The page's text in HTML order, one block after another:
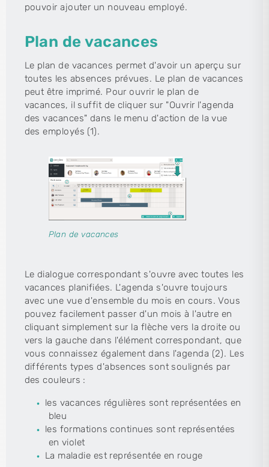
pouvoir ajouter un nouveau employé.
Plan de vacances
Le plan de vacances permet d'avoir un aperçu sur
toutes les absences prévues. Le plan de vacances
peut être imprimé. Pour ouvrir le plan de
vacances, il suffit de cliquer sur "Ouvrir l'agenda
des vacances" dans le menu d'action de la vue
des employés (1).
Plan de vacances
Le dialogue correspondant s'ouvre avec toutes les
vacances planifiées. L'agenda s'ouvre toujours
avec une vue d'ensemble du mois en cours. Vous
pouvez facilement passer d'un mois à l'autre en
cliquant simplement sur la flèche vers la droite ou
vers la gauche dans l'élément correspondant, que
vous connaissez également dans l'agenda (2). Les
différents types d'absences sont soulignés par
des couleurs :
les vacances régulières sont représentées en
bleu
les formations continues sont représentées
en violet
La maladie est représentée en rouge